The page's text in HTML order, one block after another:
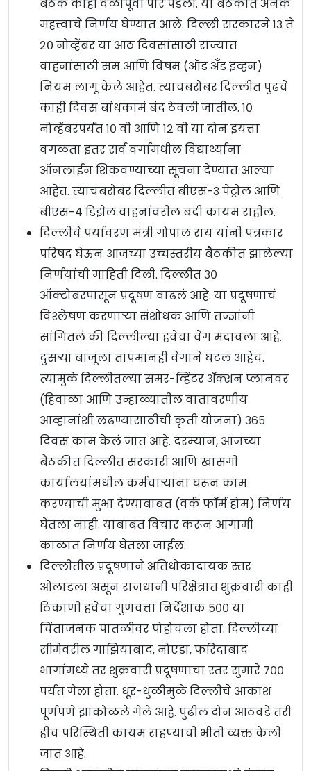
बैठक काही वेळापूर्वी पार पडली. या बैठकीत अनेक
महत्त्वाचे निर्णय घेण्यात आले. दिल्ली सरकारने १३ ते
२० नोव्हेंबर या आठ दिवसांसाठी राज्यात
वाहनांसाठी सम आणि विषम (ऑड अँड इव्हन)
नियम लागू केले आहेत. त्याचबरोबर दिल्लीत पुढचे
काही दिवस बांधकामं बंद ठेवली जातील. १०
नोव्हेंबरपर्यंत १० वी आणि १२ वी या दोन इयत्ता
वगळता इतर सर्व वर्गांमधील विद्यार्थ्यांना
ऑनलाईन शिकवण्याच्या सूचना देण्यात आल्या
आहेत. त्याचबरोबर दिल्लीत बीएस-३ पेट्रोल आणि
बीएस-४ डिझेल वाहनांवरील बंदी कायम राहील.
दिल्लीचे पर्यावरण मंत्री गोपाल राय यांनी पत्रकार
परिषद घेऊन आजच्या उच्चस्तरीय बैठकीत झालेल्या
निर्णयांची माहिती दिली. दिल्लीत ३०
ऑक्टोबरपासून प्रदूषण वाढलं आहे. या प्रदूषणाचं
विश्लेषण करणाऱ्या संशोधक आणि तज्ज्ञांनी
सांगितलं की दिल्लील्या हवेचा वेग मंदावला आहे.
दुसऱ्या बाजूला तापमानही वेगाने घटलं आहेच.
त्यामुळे दिल्लीतल्या समर-व्हिंटर अ‍ॅक्शन प्लानवर
(हिवाळा आणि उन्हाळ्यातील वातावरणीय
आव्हानांशी लढण्यासाठीची कृती योजना) ३६५
दिवस काम केलं जात आहे. दरम्यान, आजच्या
बैठकीत दिल्लीत सरकारी आणि खासगी
कार्यालयांमधील कर्मचाऱ्यांना घरून काम
करण्याची मुभा देण्याबाबत (वर्क फॉर्म होम) निर्णय
घेतला नाही. याबाबत विचार करून आगामी
काळात निर्णय घेतला जाईल.
दिल्लीतील प्रदूषणाने अतिधोकादायक स्तर
ओलांडला असून राजधानी परिक्षेत्रात शुक्रवारी काही
ठिकाणी हवेचा गुणवत्ता निर्देशांक ५०० या
चिंताजनक पातळीवर पोहोचला होता. दिल्लीच्या
सीमेवरील गाझियाबाद, नोएडा, फरिदाबाद
भागांमध्ये तर शुक्रवारी प्रदूषणाचा स्तर सुमारे ७००
पर्यंत गेला होता. धूर-धुळीमुळे दिल्लीचे आकाश
पूर्णपणे झाकोळले गेले आहे. पुढील दोन आठवडे तरी
हीच परिस्थिती कायम राहण्याची भीती व्यक्त केली
जात आहे.